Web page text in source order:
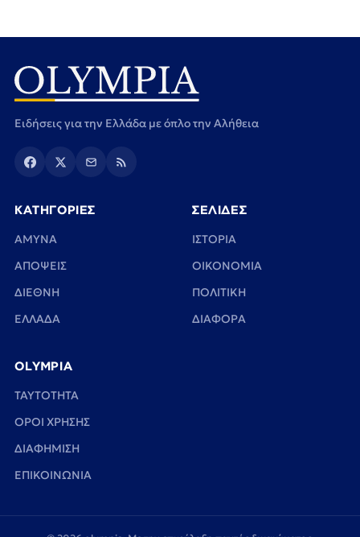
Ειδήσεις για την Ελλάδα με όπλο την Αλήθεια
ΚΑΤΗΓΟΡΙΕΣ
ΑΜΥΝΑ
ΑΠΟΨΕΙΣ
ΔΙΕΘΝΗ
ΕΛΛΑΔΑ
ΣΕΛΙΔΕΣ
ΙΣΤΟΡΙΑ
ΟΙΚΟΝΟΜΙΑ
ΠΟΛΙΤΙΚΗ
ΔΙΑΦΟΡΑ
OLYMPIA
TAYTOTHTA
ΟΡΟΙ ΧΡΗΣΗΣ
ΔΙΑΦΗΜΙΣΗ
ΕΠΙΚΟΙΝΩΝΙΑ